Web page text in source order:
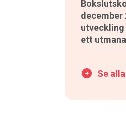
december
ett
Se